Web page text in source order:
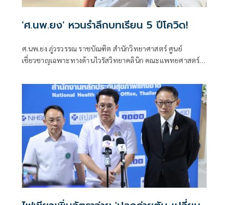
'ศ.นพ.ยง' หวนรำลึกบทเรียน 5 ปีโควิด!
ศ.นพ.ยง ภู่วรวรรณ ราชบัณฑิต สำนักวิทยาศาสตร์ ศูนย์
เชี่ยวชาญเฉพาะทางด้านไวรัสวิทยาคลินิก คณะแพทยศาสตร์